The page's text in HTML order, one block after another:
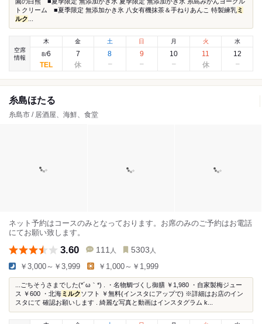
トクリーム ■夏季限定 無添加かき氷 八女有機抹茶＆手ねりあんこ 特製練乳ミ
ルク
空席
情報
木
8/6
金
7
土
8
日
9
月
10
火
11
水
12
糸島ほたる
糸島市 / 居酒屋、海鮮、食堂
ネット予約はコースのみとなっております。お席のみのご予約はお電話
にてお願い致します。
3.60 111 人 5303 人
￥3,000～￥3,999 ￥1,000～￥1,999
...ごちそうさまでした(*´ω｀*) . ・名物鯛づくし御膳 ￥1,980 ・自家製梅ジュー
ス ￥600 ・北海ミルクソフト ￥無料(インスタにアップで) ※詳細はお店のイン
スタにて 確認お願いします . 綺麗な写真と動画はインスタグラム k...